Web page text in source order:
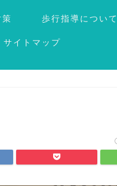
歩行指導について
サイトマップ